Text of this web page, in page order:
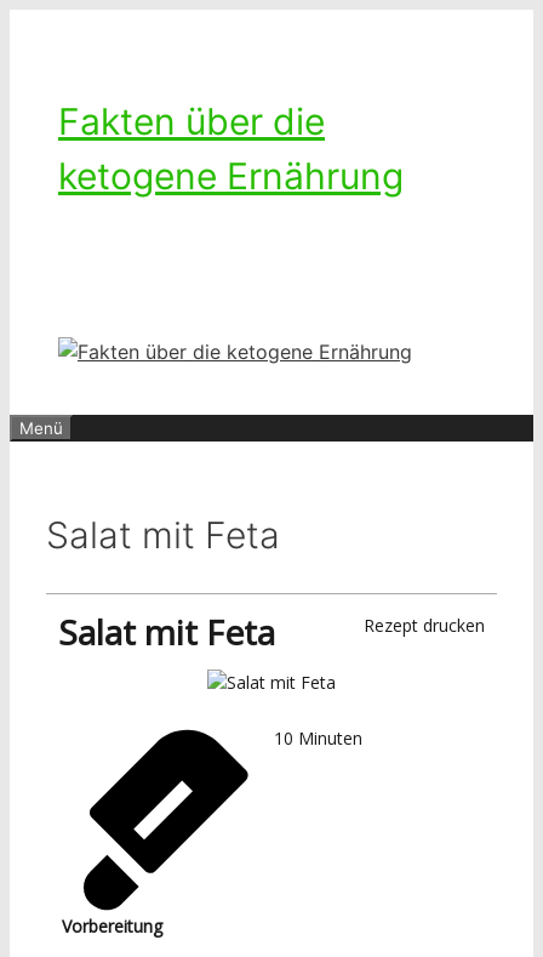
Fakten über die
ketogene Ernährung
Menü
Salat mit Feta
Rezept drucken
Salat mit Feta
Vorbereitung
10 Minuten